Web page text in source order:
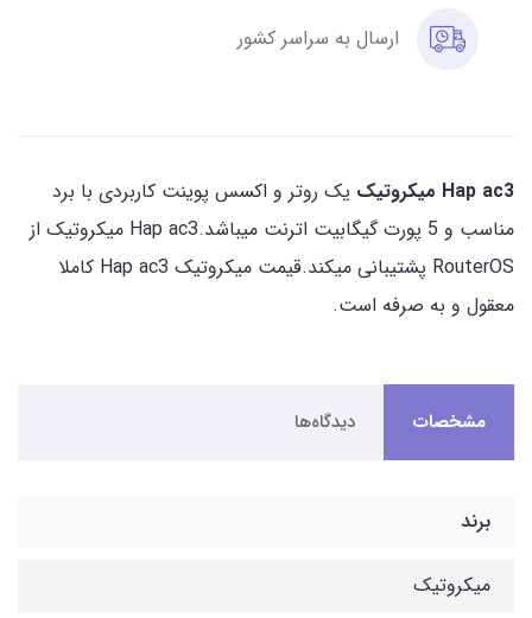
ارسال به سراسر کشور
Hap ac3 میکروتیک
یک روتر و اکسس پوینت کاربردی با برد
مناسب و 5 پورت گیگابیت اترنت میباشد.Hap ac3 میکروتیک از
RouterOS پشتیبانی میکند.قیمت میکروتیک Hap ac3 کاملا
معقول و به صرفه است.
مشخصات دیدگاه‌ها
برند
میکروتیک